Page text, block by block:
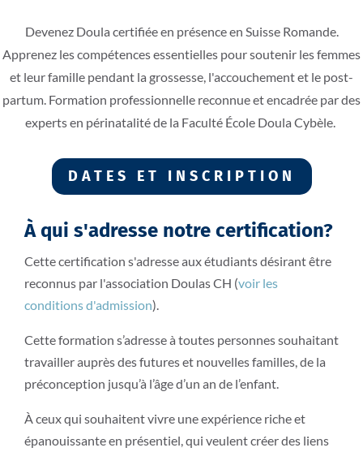
Devenez Doula certifiée en présenceen Suisse Romande.
Apprenez les compétences essentielles pour soutenir les femmes
et leur famille pendant la grossesse, l'accouchement et le post-
partum. Formation professionnelle reconnue et encadrée par des
experts en périnatalitéde la Faculté École Doula Cybèle.
DATES ET INSCRIPTION
À qui s'adresse notre certification?
Cette certification s'adresse aux étudiants désirant être
reconnus par l'association Doulas CH (voir les
conditions d'admission).
Cette formation s’adresse à toutes personnes souhaitant
travailler auprès des futures et nouvelles familles, de la
préconception jusqu’à l’âge d’un an de l’enfant.
À ceux qui souhaitent vivre une expérience riche et
épanouissante en présentiel, qui veulent créer des liens